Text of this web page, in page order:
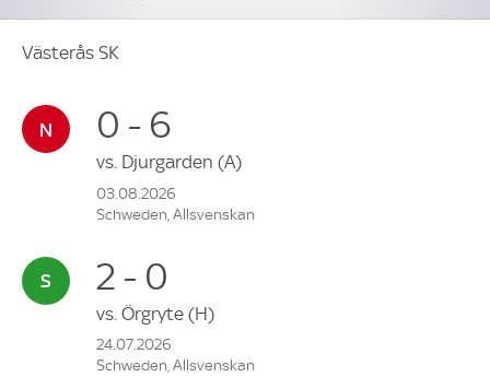
Västerås SK
0 - 6
vs. Djurgarden (A)
03.08.2026
Schweden, Allsvenskan
2 - 0
vs. Örgryte (H)
24.07.2026
Schweden, Allsvenskan